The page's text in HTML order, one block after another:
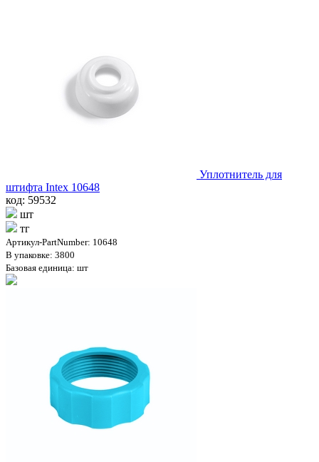
Уплотнитель для
штифта Intex 10648
код: 59532
шт
тг
Артикул-PartNumber: 10648
В упаковке: 3800
Базовая единица: шт